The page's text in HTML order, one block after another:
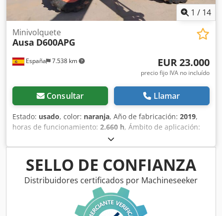
1 / 14
España 7.538 km
Minivolquete
Ausa D600APG
EUR 23.000
precio fijo IVA no incluído
Consultar Llamar
Estado: usado, color: naranja, Año de fabricación: 2019,
horas de funcionamiento: 2.660 h, Ámbito de aplicación:
Minería Marca motor: Kubota Ubicación: Olesa de
Monserrat (Barcelona) Dumper articulado AUSA D600APG.
Disfruta de la capacidad de tolva más elevada del mercado
. La mejor capacidad todo terreno en suelos inestables,
con máxima estabilidad a plena carga y con motor Kubota
de elevada potencia. El contrapeso integrado trasero,
proporciona protección anti-impactos y asegura su
estabilidad. Matriculada Crodpfxezb I Uke Al Iof CE
SELLO DE CONFIANZA
Distribuidores certificados por Machineseeker